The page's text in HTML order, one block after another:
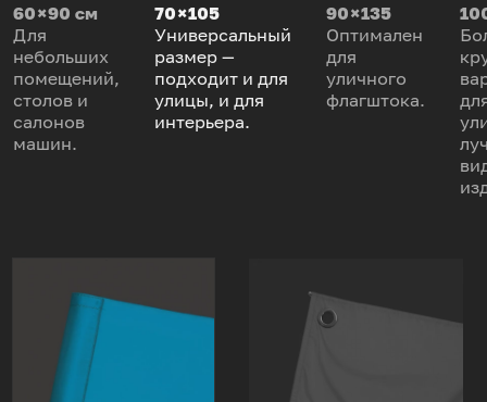
60 × 90 см
Для
небольших
помещений,
столов и
салонов
машин.
70 × 105
Универсальный
размер —
подходит и для
улицы, и для
интерьера.
90 × 135
Оптимален
для
уличного
флагштока.